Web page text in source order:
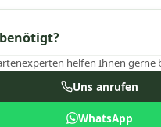
helfen Ihnen gerne
Uns anrufen
WhatsApp